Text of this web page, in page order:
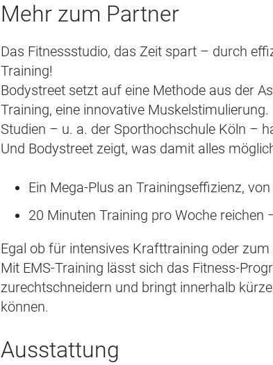
Mehr zum Partner
Das Fitnessstudio, das Zeit spart – durch
Training!
Bodystreet setzt auf eine Methode aus der
Training, eine innovative Muskelstimulierung.
Studien – u. a. der Sporthochschule Köln –
Und Bodystreet zeigt, was damit alles
Ein Mega-Plus an Trainingseffizienz,
20 Minuten Training pro Woche reichen
Egal ob für intensives Krafttraining oder zum
Mit EMS-Training lässt sich das Fitness-
zurechtschneidern und bringt innerhalb
können.
Ausstattung